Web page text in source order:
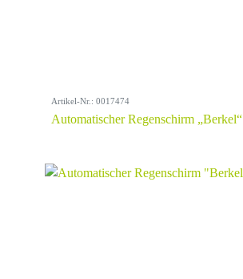
Artikel-Nr.: 0017474
Automatischer Regenschirm „Berkel“